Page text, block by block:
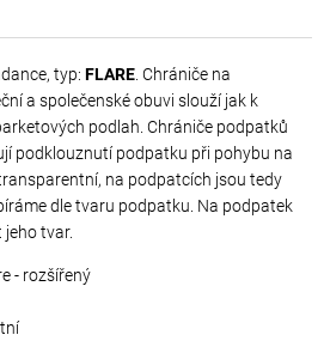
typ: FLARE . Chrániče na
a společenské obuvi slouží jak k
podlah. Chrániče podpatků
podklouznutí podpatku při pohybu na
na podpatcích jsou tedy
dle tvaru podpatku. Na podpatek
tvar.
- rozšířený